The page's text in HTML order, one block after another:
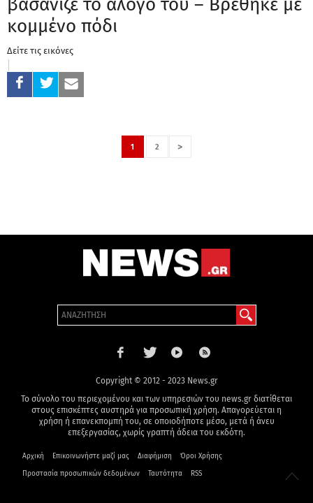
βασάνιζε το άλογο του – Βρέθηκε με
κομμένο πόδι
Δείτε τις εικόνες
1 2 >
Copyright © 2012 - 2023 News.gr
Το σύνολο του περιεχομένου και των υπηρεσιών του news.gr διατίθεται
στους επισκέπτες αυστηρά για προσωπική χρήση. Απαγορεύεται η
χρήση ή επανεκπομπή του, σε οποιοδήποτε μέσο, μετά ή άνευ
επεξεργασίας, χωρίς γραπτή άδεια του εκδότη.
Αρχική Επικοινωνήστε μαζί μας Διαφήμιση Όροι Χρήσης
Προστασία προσωπικών δεδομένων Ταυτότητα RSS